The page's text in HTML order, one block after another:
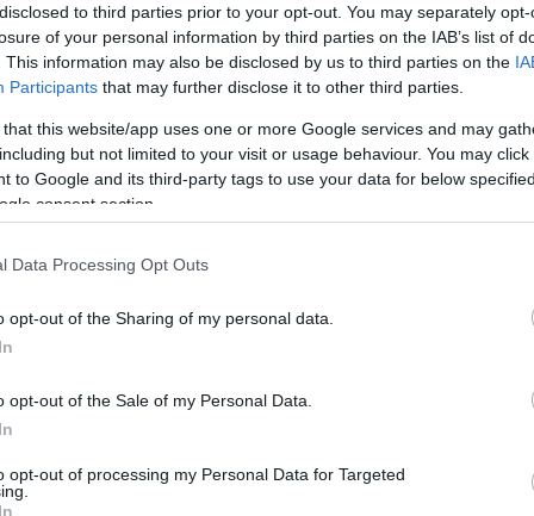
to third parties prior to your opt-out. You may separately
of your personal information by third parties on the IAB’s list of
This information may also be disclosed by us to third parties on the
Participants that may further disclose it to other third parties.
that this website/app uses one or more Google services and may
but not limited to your visit or usage behaviour. You may
to Google and its third-party tags to use your data for below
consent section.
Data Processing Opt Outs
opt-out of the Sharing of my personal data.
opt-out of the Sale of my Personal Data.
opt-out of processing my Personal Data for Targeted
στρατιωτικό αναλυτή, το κύριο
της επικείμενης στρατιωτικής δράσης
αμερικανικού στρατιωτικού
δυνάμεων κοντά στα σύνορα της Ρωσικής
στις συνεχόμενες ροές πολεμικού
από την Αλεξανδρούπολη προς
της Βουλγαρίας αλλά και την
στην Πολωνία και στις βαλτικές
μπορεί να υπάρχουν τρεις εστίες
σύνορα Πολωνίας-Λευκορωσίας, η Μαύρη
Σημειώνει επίσης ότι ο
δεν ήταν ποτέ υψηλότερος από τη